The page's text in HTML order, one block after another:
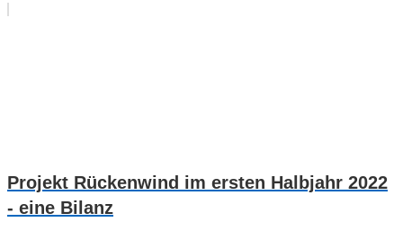
Projekt Rückenwind im ersten Halbjahr 2022
- eine Bilanz